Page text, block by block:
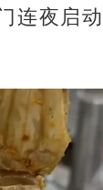
宜泽回应晋
享全民健身
连夜启